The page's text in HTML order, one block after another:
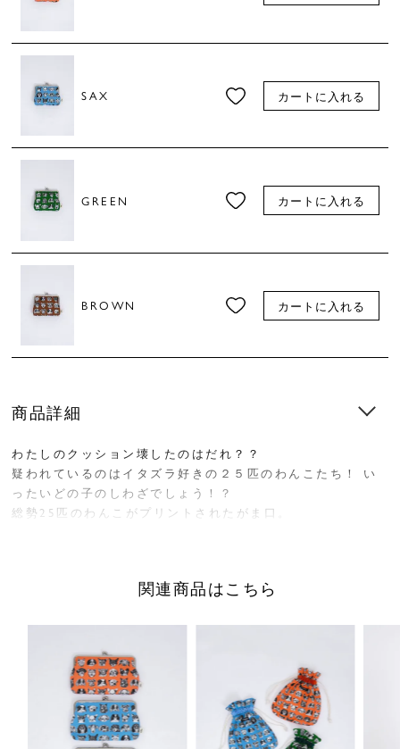
SAX カートに入れる
GREEN カートに入れる
BROWN カートに入れる
商品詳細
わたしのクッション壊したのはだれ？？
疑われているのはイタズラ好きの２５匹のわんこたち！ い
ったいどの子のしわざでしょう！？
総勢25匹のわんこがプリントされたがま口。
品です。 京都の工房で職人さんたちの手によって1点1点丁
付きです。
■”WHO DID IT?”シリーズは
※裁断により商品によって柄の出方が異なります。柄のご選
定はできませんのでご了承ください。
関連商品はこちら